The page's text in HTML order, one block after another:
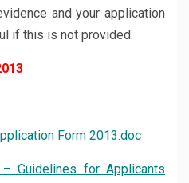
and your application
if this is not provided.
Form 2013.doc
Guidelines for Applicants